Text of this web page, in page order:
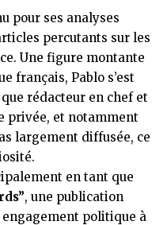
pour ses analyses
percutants sur les
Une figure montante
français, Pablo s’est
rédacteur en chef et
privée, et notamment
largement diffusée, ce
en tant que
, une publication
politique à